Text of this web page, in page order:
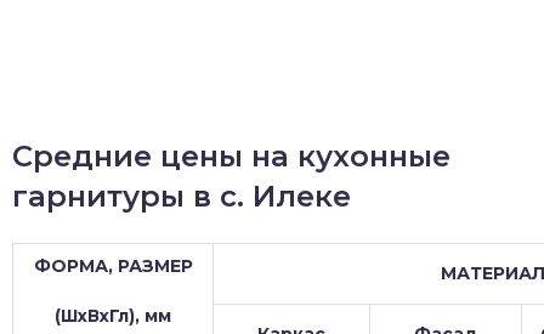
Средние цены на кухонные
гарнитуры в с. Илеке
ФОРМА, РАЗМЕР
(ШхВхГл), мм